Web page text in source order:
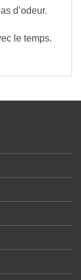
d’odeur.
le temps.